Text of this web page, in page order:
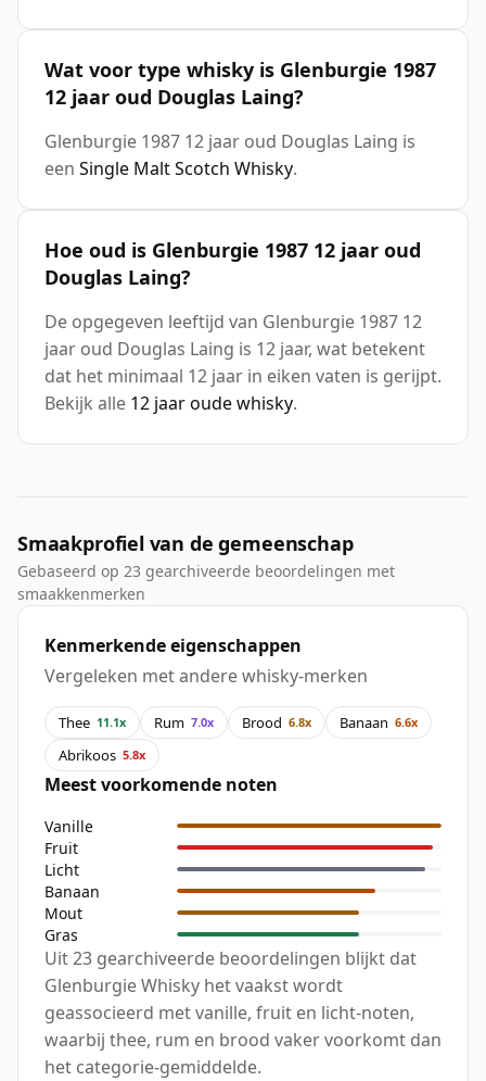
Wat voor type whisky is Glenburgie 1987
12 jaar oud Douglas Laing?
Glenburgie 1987 12 jaar oud Douglas Laing is
een Single Malt Scotch Whisky.
Hoe oud is Glenburgie 1987 12 jaar oud
Douglas Laing?
De opgegeven leeftijd van Glenburgie 1987 12
jaar oud Douglas Laing is 12 jaar, wat betekent
dat het minimaal 12 jaar in eiken vaten is gerijpt.
Bekijk alle 12 jaar oude whisky.
Smaakprofiel van de gemeenschap
Gebaseerd op 23 gearchiveerde beoordelingen met
smaakkenmerken
Kenmerkende eigenschappen
Vergeleken met andere whisky-merken
Thee 11.1x Rum 7.0x Brood 6.8x Banaan 6.6x
Abrikoos 5.8x
Meest voorkomende noten
Vanille
Fruit
Licht
Banaan
Mout
Gras
Uit 23 gearchiveerde beoordelingen blijkt dat
Glenburgie Whisky het vaakst wordt
geassocieerd met vanille, fruit en licht-noten,
waarbij thee, rum en brood vaker voorkomt dan
het categorie-gemiddelde.